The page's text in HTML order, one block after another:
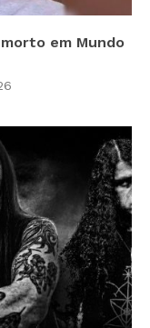
em Mundo